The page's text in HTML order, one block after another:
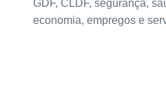
GDF, CLDF, segurança,
economia, empregos e